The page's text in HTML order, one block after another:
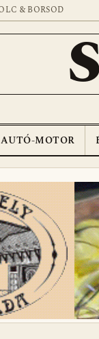
& BORSOD
AUTÓ-MOTOR